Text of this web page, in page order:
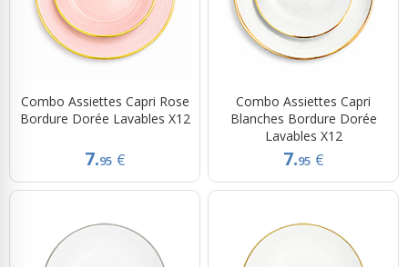
Combo Assiettes Capri Rose
Bordure Dorée Lavables X12
7.95 €
Combo Assiettes Capri
Blanches Bordure Dorée
Lavables X12
7.95 €